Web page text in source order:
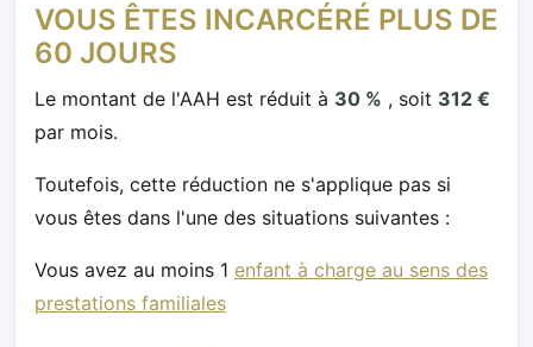
VOUS ÊTES INCARCÉRÉ PLUS DE
60 JOURS
Le montant de l'AAH est réduit à 30 % , soit 312 €
par mois.
Toutefois, cette réduction ne s'applique pas si
vous êtes dans l'une des situations suivantes :
Vous avez au moins 1 enfant à charge au sens des
prestations familiales